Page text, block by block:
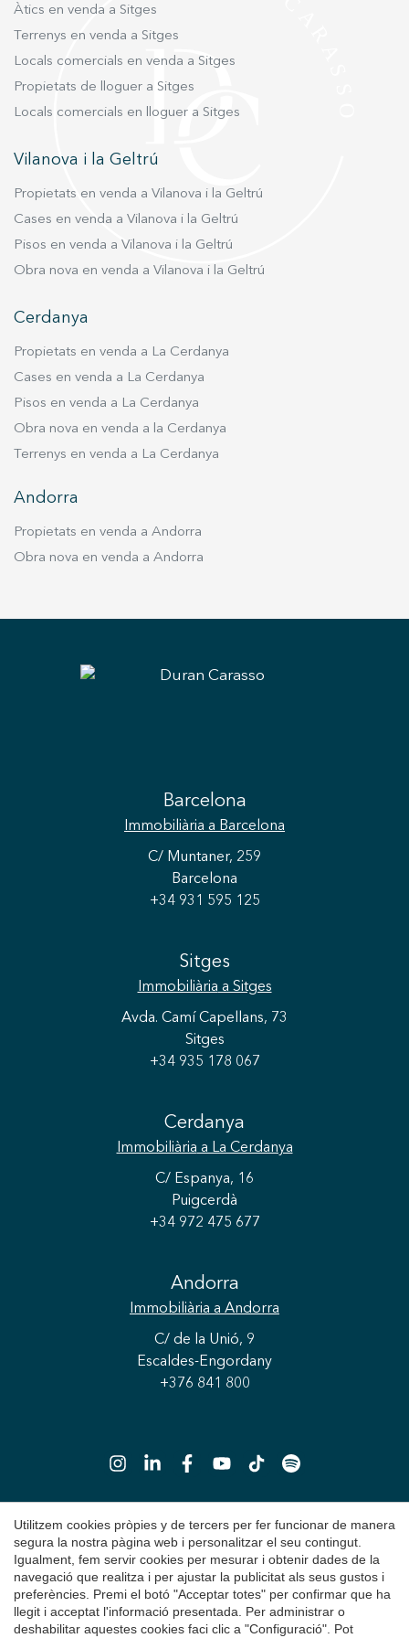
encastats a totes les habitacions, climatització
mitjançant aire condicionat, calefacció individual
de gas natural i una orientació excel·lent que
garanteix llum natural durant tot el dia. Situat en
finca representativa amb ascensor i servei de
privilegiada, envoltat de comerços, restaurants,
escoles, zones verdes i excel·lents connexions
amb transport públic. Una propietat única per a
aquells que busquen amplitud, disseny,
alta de Barcelona.
Àtics en venda a Sitges
Terrenys en venda a Sitges
Locals comercials en venda a Sitges
Propietats de lloguer a Sitges
Locals comercials en lloguer a Sitges
Vilanova i la Geltrú
Propietats en venda a Vilanova i la Geltrú
Cases en venda a Vilanova i la Geltrú
Pisos en venda a Vilanova i la Geltrú
Obra nova en venda a Vilanova i la Geltrú
Cerdanya
Propietats en venda a La Cerdanya
Cases en venda a La Cerdanya
Pisos en venda a La Cerdanya
Obra nova en venda a la Cerdanya
Terrenys en venda a La Cerdanya
Andorra
Propietats en venda a Andorra
Obra nova en venda a Andorra
Barcelona
Immobiliària a Barcelona
C/ Muntaner, 259
Barcelona
+34 931 595 125
Sitges
Immobiliària a Sitges
Avda. Camí Capellans, 73
Sitges
+34 935 178 067
Cerdanya
Immobiliària a La Cerdanya
C/ Espanya, 16
Puigcerdà
+34 972 475 677
Andorra
Immobiliària a Andorra
C/ de la Unió, 9
Escaldes-Engordany
+376 841 800
Copyright 2026 © Durán Carasso
Avís Legal
Política de Privacitat
Utilitzem cookies pròpies y de tercers per fer funcionar de manera
segura la nostra pàgina web i personalitzar el seu contingut.
Igualment, fem servir cookies per mesurar i obtenir dades de la
navegació que realitza i per ajustar la publicitat als seus gustos i
preferències. Premi el botó "Acceptar totes" per confirmar que ha
llegit i acceptat l'informació presentada. Per administrar o
deshabilitar aquestes cookies faci clic a "Configuració". Pot